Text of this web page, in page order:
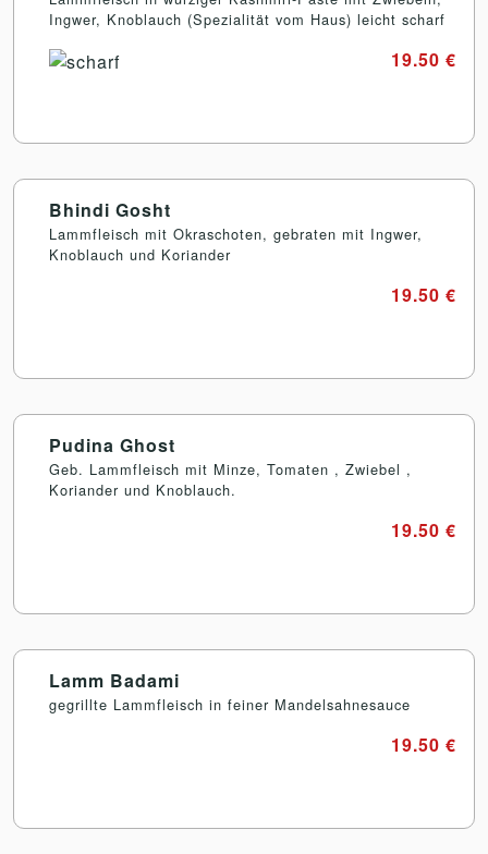
Ingwer, Knoblauch (Spezialität vom Haus) leicht scharf
19.50 €
Bhindi Gosht
Lammfleisch mit Okraschoten, gebraten mit Ingwer,
Knoblauch und Koriander
19.50 €
Pudina Ghost
Geb. Lammfleisch mit Minze, Tomaten , Zwiebel ,
Koriander und Knoblauch.
19.50 €
Lamm Badami
gegrillte Lammfleisch in feiner Mandelsahnesauce
19.50 €